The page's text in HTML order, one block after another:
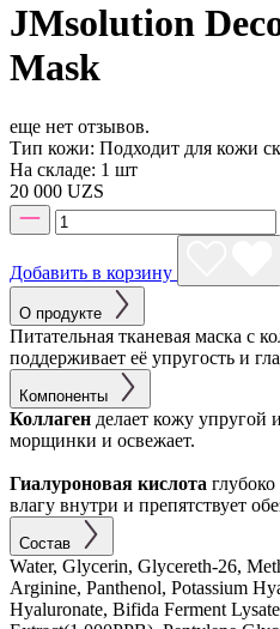
JMsolution
Mask
еще нет отзывов.
Тип кожи: Подходит для кожи
На складе: 1 шт
20 000 UZS
Добавить в корзину
О продукте
Питательная тканевая маска с
поддерживает её упругость и
Компоненты
Коллаген делает кожу упругой
морщинки и освежает.
Гиалуроновая кислота
влагу внутри и препятствует
Состав
Water, Glycerin, Glycereth-26,
Arginine, Panthenol, Potassium
Hyaluronate, Bifida Ferment